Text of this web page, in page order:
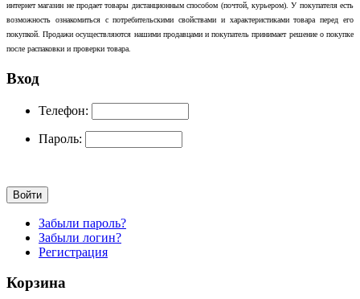
интернет магазин не продает товары дистанционным способом (почтой, курьером). У покупателя есть
возможность ознакомиться с потребительскими свойствами и характеристиками товара перед его
покупкой. Продажи осуществляются нашими продавцами и покупатель принимает решение о покупке
после распаковки и проверки товара.
Вход
Телефон:
Пароль:
Забыли пароль?
Забыли логин?
Регистрация
Корзина